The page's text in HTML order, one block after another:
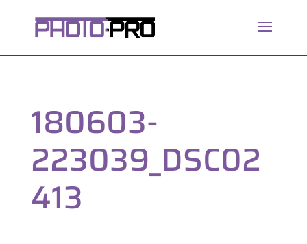
180603-
223039_DSC02
413